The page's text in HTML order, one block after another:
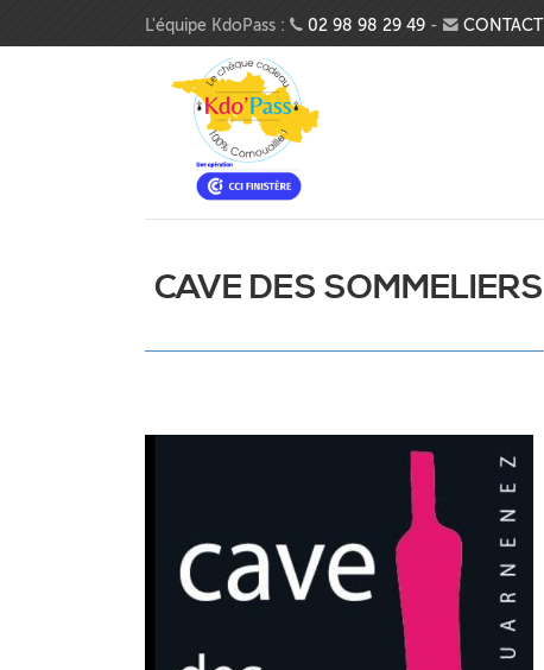
Aller au contenu principal
L'équipe KdoPass : 02 98 98 29 49 - CONTACT
CAVE DES SOMMELIERS